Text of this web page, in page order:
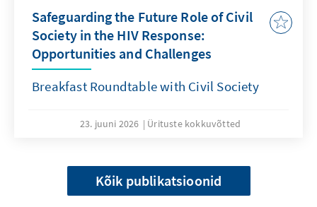
Safeguarding the Future Role of Civil
Society in the HIV Response:
Opportunities and Challenges
Breakfast Roundtable with Civil Society
23. juuni 2026 Ürituste kokkuvõtted
Kõik publikatsioonid